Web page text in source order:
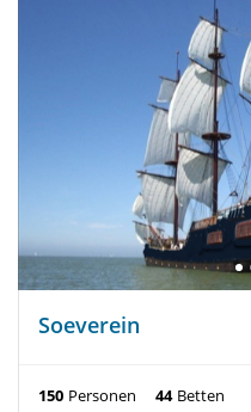
Soeverein
150 Personen 44 Betten